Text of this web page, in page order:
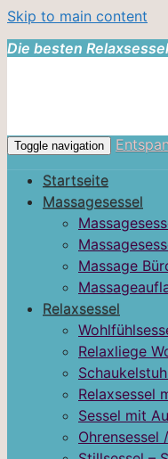
Skip to main content
Die besten
Toggle navigation
Startseite
Massagesessel
Massage
Relaxsessel
Relaxliege
Relaxsessel
Sessel mit
Ohrensessel